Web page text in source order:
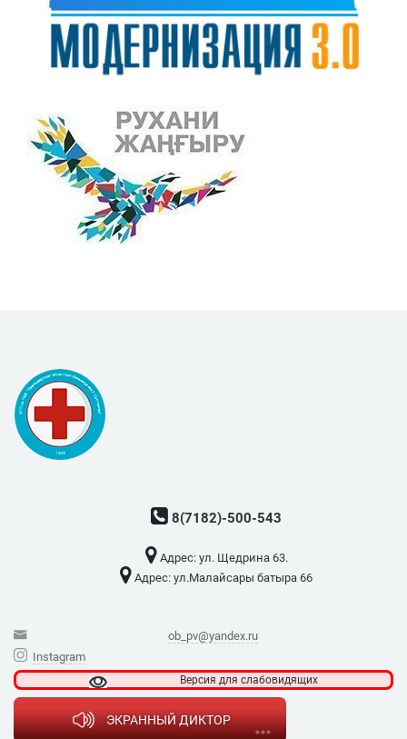
8(7182)-500-543
Адрес: ​ул. Щедрина 63.
Адрес: ​ул.Малайсары батыра 66
ob_pv@yandex.ru
Instagram
Версия для слабовидящих
ЭКРАННЫЙ ДИКТОР